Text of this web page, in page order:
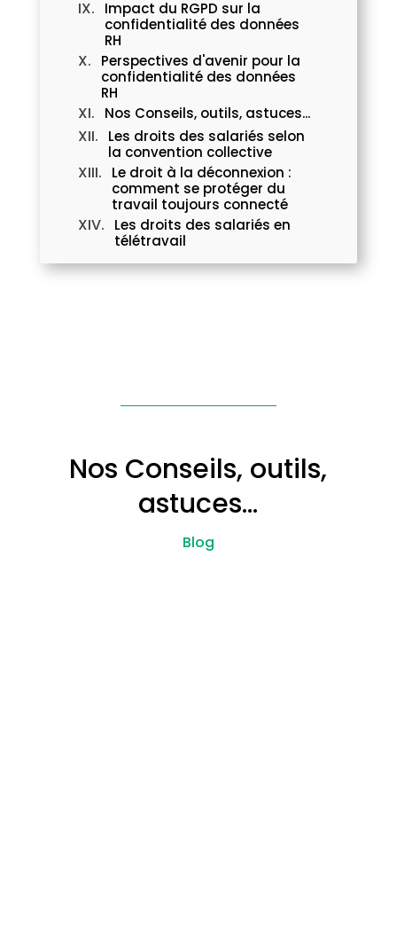
Impact du RGPD sur la
confidentialité des données
RH
Perspectives d'avenir pour la
confidentialité des données
RH
Nos Conseils, outils, astuces...
Les droits des salariés selon
la convention collective
Le droit à la déconnexion :
comment se protéger du
travail toujours connecté
Les droits des salariés en
télétravail
Nos Conseils, outils,
astuces…
Blog